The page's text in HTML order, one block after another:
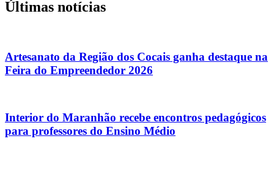
Últimas notícias
Artesanato da Região dos Cocais ganha destaque na
Feira do Empreendedor 2026
Interior do Maranhão recebe encontros pedagógicos
para professores do Ensino Médio